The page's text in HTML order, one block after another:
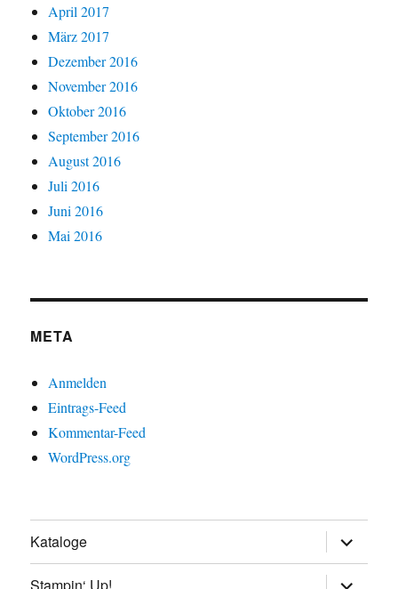
April 2017
März 2017
Dezember 2016
November 2016
Oktober 2016
September 2016
August 2016
Juli 2016
Juni 2016
Mai 2016
META
Anmelden
Eintrags-Feed
Kommentar-Feed
WordPress.org
Kataloge
anzeigen